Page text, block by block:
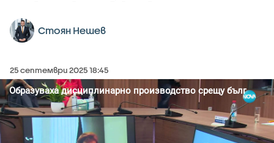
Стоян Нешев
25 септември 2025 18:45